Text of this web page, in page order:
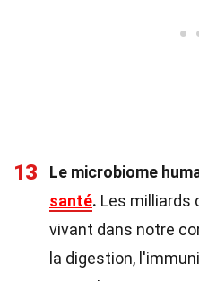
13
Le microbiome
santé. Les milliards
vivant dans notre
la digestion,